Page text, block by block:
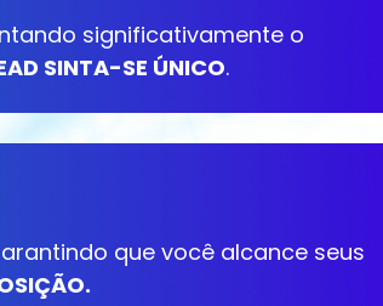
significativamente o
SINTA-SE ÚNICO.
que você alcance seus